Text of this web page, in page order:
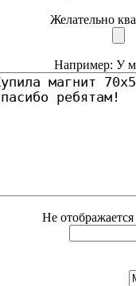
Желательно
Например: У
Не